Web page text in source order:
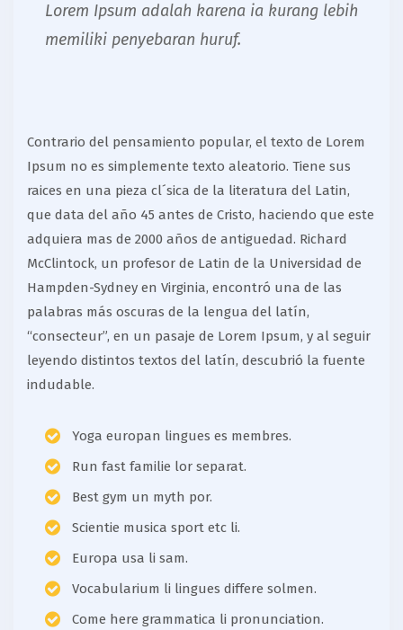
Lorem Ipsum adalah karena ia kurang lebih
memiliki penyebaran huruf.
Contrario del pensamiento popular, el texto de Lorem
Ipsum no es simplemente texto aleatorio. Tiene sus
raices en una pieza cl´sica de la literatura del Latin,
que data del año 45 antes de Cristo, haciendo que este
adquiera mas de 2000 años de antiguedad. Richard
McClintock, un profesor de Latin de la Universidad de
Hampden-Sydney en Virginia, encontró una de las
palabras más oscuras de la lengua del latín,
“consecteur”, en un pasaje de Lorem Ipsum, y al seguir
leyendo distintos textos del latín, descubrió la fuente
indudable.
Yoga europan lingues es membres.
Run fast familie lor separat.
Best gym un myth por.
Scientie musica sport etc li.
Europa usa li sam.
Vocabularium li lingues differe solmen.
Come here grammatica li pronunciation.